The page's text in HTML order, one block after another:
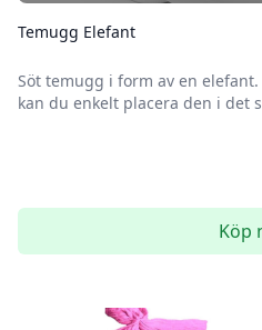
Temugg Elefant
Söt temugg i form av en
kan du enkelt placera den i det
Köp